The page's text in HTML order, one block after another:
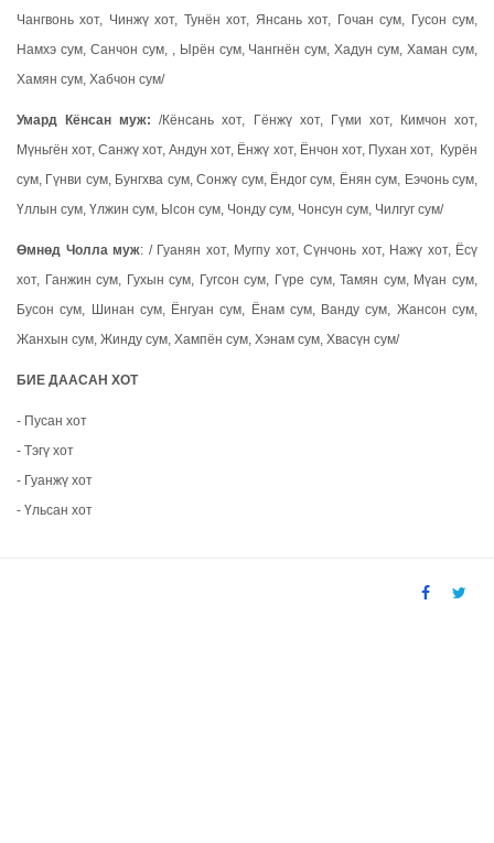
Чангвонь хот, Чинжү хот, Тунён хот, Янсань хот, Гочан сум, Гусон сум,
Намхэ сум, Санчон сум, , Ырён сум, Чангнён сум, Хадун сум, Хаман сум,
Хамян сум, Хабчон сум/
Умард Кёнсан муж: /Кёнсань хот, Гёнжү хот, Гүми хот, Кимчон хот,
Мүньгён хот, Санжү хот, Андун хот, Ёнжү хот, Ёнчон хот, Пухан хот, Курён
сум, Гүнви сум, Бунгхва сум, Сонжү сум, Ёндог сум, Ёнян сум, Еэчонь сум,
Үллын сум, Үлжин сум, Ысон сум, Чонду сум, Чонсун сум, Чилгуг сум/
Өмнөд Чолла муж: / Гуанян хот, Мугпу хот, Сүнчонь хот, Нажү хот, Ёсү
хот, Ганжин сум, Гухын сум, Гугсон сум, Гүре сум, Тамян сум, Мүан сум,
Бусон сум, Шинан сум, Ёнгуан сум, Ёнам сум, Ванду сум, Жансон сум,
Жанхын сум, Жинду сум, Хампён сум, Хэнам сум, Хвасүн сум/
БИЕ ДААСАН ХОТ
- Пусан хот
- Тэгү хот
- Гуанжү хот
- Үльсан хот